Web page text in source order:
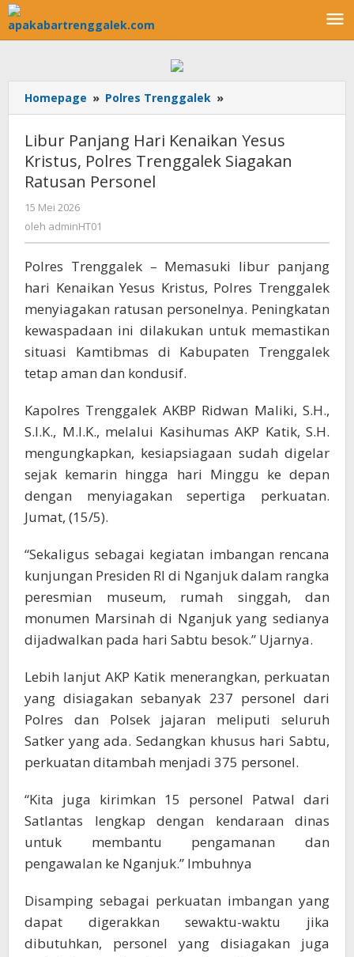
Lewati
ke
konten
Homepage » Polres Trenggalek »
Panjang
Kenaikan
Yesus
Ratusan
Personel
Libur Panjang Hari Kenaikan Yesus
Kristus, Polres Trenggalek Siagakan
Ratusan Personel
15 Mei 2026
adminHT01
oleh adminHT01
Polres Trenggalek – Memasuki libur panjang
hari Kenaikan Yesus Kristus, Polres Trenggalek
menyiagakan ratusan personelnya. Peningkatan
kewaspadaan ini dilakukan untuk memastikan
situasi Kamtibmas di Kabupaten Trenggalek
tetap aman dan kondusif.
Kapolres Trenggalek AKBP Ridwan Maliki, S.H.,
S.I.K., M.I.K., melalui Kasihumas AKP Katik, S.H.
mengungkapkan, kesiapsiagaan sudah digelar
sejak kemarin hingga hari Minggu ke depan
dengan menyiagakan sepertiga perkuatan.
Jumat, (15/5).
“Sekaligus sebagai kegiatan imbangan rencana
kunjungan Presiden RI di Nganjuk dalam rangka
peresmian museum, rumah singgah, dan
monumen Marsinah di Nganjuk yang sedianya
dijadwalkan pada hari Sabtu besok.” Ujarnya.
Lebih lanjut AKP Katik menerangkan, perkuatan
yang disiagakan sebanyak 237 personel dari
Polres dan Polsek jajaran meliputi seluruh
Satker yang ada. Sedangkan khusus hari Sabtu,
perkuatan ditambah menjadi 375 personel.
“Kita juga kirimkan 15 personel Patwal dari
Satlantas lengkap dengan kendaraan dinas
untuk membantu pengamanan dan
pengawalan ke Nganjuk.” Imbuhnya
Disamping sebagai perkuatan imbangan yang
dapat digerakkan sewaktu-waktu jika
dibutuhkan, personel yang disiagakan juga